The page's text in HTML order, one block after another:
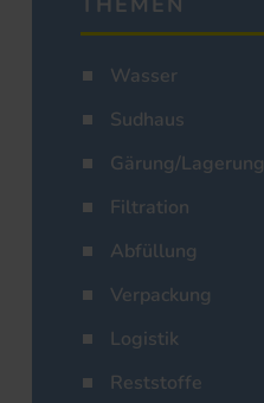
Wasser
Sudhaus
Gärung/Lagerung
Filtration
Abfüllung
Verpackung
Logistik
Reststoffe